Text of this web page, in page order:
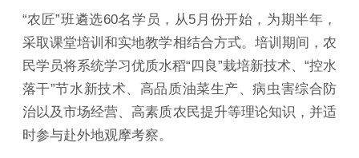
“农匠”班遴选60名学员，从5月份开始，为期半年，
采取课堂培训和实地教学相结合方式。培训期间，农
民学员将系统学习优质水稻“四良”栽培新技术、“控水
落干”节水新技术、高品质油菜生产、病虫害综合防
治以及市场经营、高素质农民提升等理论知识，并适
时参与赴外地观摩考察。